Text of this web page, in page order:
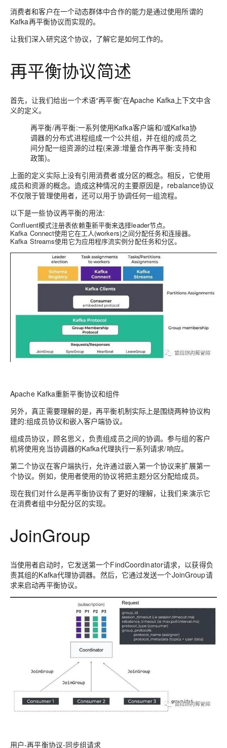
消费者和客户在一个动态群体中合作的能力是通过使用所谓的
Kafka再平衡协议而实现的。
让我们深入研究这个协议，了解它是如何工作的。
再平衡协议简述
首先，让我们给出一个术语“再平衡”在Apache Kafka上下文中含
义的定义。
再平衡/再平衡:一系列使用Kafka客户端和/或Kafka协
调器的分布式进程组成一个公共组，并在组的成员之
间分配一组资源的过程(来源:增量合作再平衡:支持和
政策)。
上面的定义实际上没有引用消费者或分区的概念。相反，它使用
成员和资源的概念。造成这种情况的主要原因是，rebalance协议
不仅限于管理使用者，还可以用于协调任何一组流程。
以下是一些协议再平衡的用法:
Confluent模式注册表依赖重新平衡来选择leader节点。
Kafka Connect使用它在工人(workers)之间分配任务和连接器。
Kafka Streams使用它为应用程序流实例分配任务和分区。
Apache Kafka重新平衡协议和组件
另外，真正需要理解的是，再平衡机制实际上是围绕两种协议构
建的:组成员协议和嵌入客户端协议。
组成员协议，顾名思义，负责组成员之间的协调。参与组的客户
机将使用充当协调器的Kafka代理执行一系列请求/响应。
第二个协议在客户端执行，允许通过嵌入第一个协议来扩展第一
个协议。例如，使用者使用的协议将把主题分区分配给成员。
现在我们对什么是再平衡协议有了更好的理解，让我们来演示它
在消费者组中分配分区的实现。
JoinGroup
当使用者启动时，它发送第一个FindCoordinator请求，以获得负
责其组的Kafka代理协调器。然后，它通过发送一个JoinGroup请
求来启动再平衡协议。
用户-再平衡协议-同步组请求